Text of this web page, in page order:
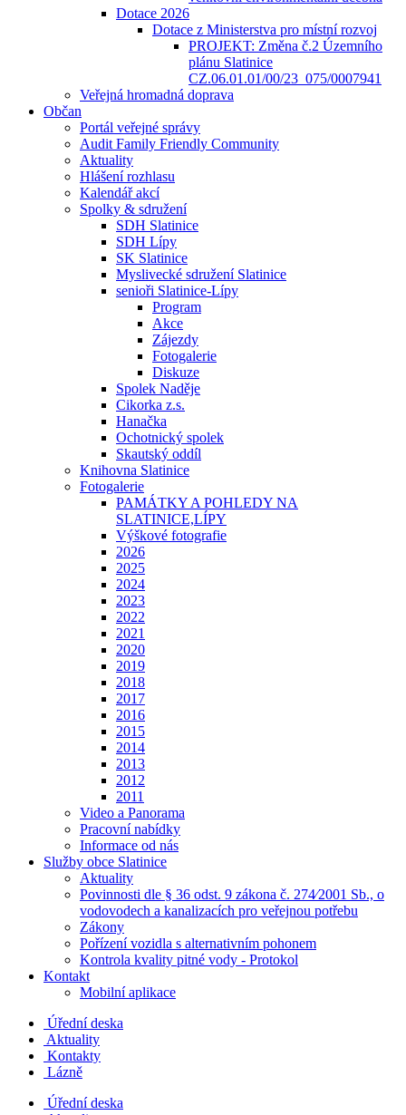
Dotace 2026
Dotace z Ministerstva pro místní rozvoj
PROJEKT: Změna č.2 Územního
plánu Slatinice
CZ.06.01.01/00/23_075/0007941
Veřejná hromadná doprava
Občan
Portál veřejné správy
Audit Family Friendly Community
Aktuality
Hlášení rozhlasu
Kalendář akcí
Spolky & sdružení
SDH Slatinice
SDH Lípy
SK Slatinice
Myslivecké sdružení Slatinice
senioři Slatinice-Lípy
Program
Akce
Zájezdy
Fotogalerie
Diskuze
Spolek Naděje
Cikorka z.s.
Hanačka
Ochotnický spolek
Skautský oddíl
Knihovna Slatinice
Fotogalerie
PAMÁTKY A POHLEDY NA
SLATINICE,LÍPY
Výškové fotografie
2026
2025
2024
2023
2022
2021
2020
2019
2018
2017
2016
2015
2014
2013
2012
2011
Video a Panorama
Pracovní nabídky
Informace od nás
Služby obce Slatinice
Aktuality
Povinnosti dle § 36 odst. 9 zákona č. 274⁄2001 Sb., o
vodovodech a kanalizacích pro veřejnou potřebu
Zákony
Pořízení vozidla s alternativním pohonem
Kontrola kvality pitné vody - Protokol
Kontakt
Mobilní aplikace
Úřední deska
Aktuality
Kontakty
Lázně
Úřední deska